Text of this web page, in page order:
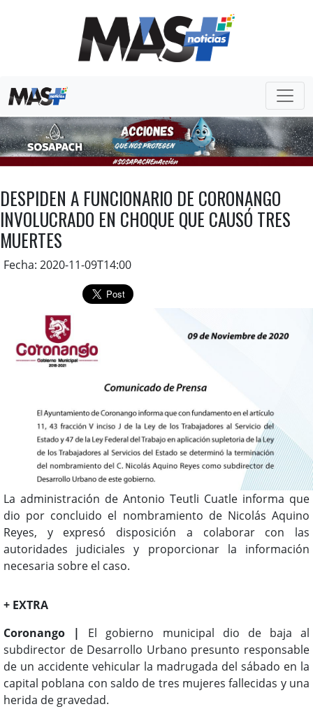
DESPIDEN A FUNCIONARIO DE CORONANGO
INVOLUCRADO EN CHOQUE QUE CAUSÓ TRES
MUERTES
Fecha: 2020-11-09T14:00
La administración de Antonio Teutli Cuatle informa que
dio por concluido el nombramiento de Nicolás Aquino
Reyes, y expresó disposición a colaborar con las
autoridades judiciales y proporcionar la información
necesaria sobre el caso.
+ EXTRA
Coronango |
El gobierno municipal dio de baja al
subdirector de Desarrollo Urbano presunto responsable
de un accidente vehicular la madrugada del sábado en la
capital poblana con saldo de tres mujeres fallecidas y una
herida de gravedad.